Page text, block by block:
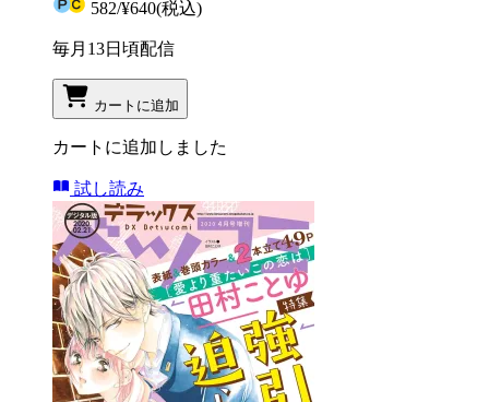
582/¥640(税込)
毎月13日頃配信
カートに追加
カートに追加しました
試し読み